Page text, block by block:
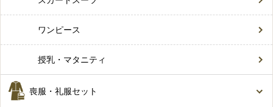
ワンピース
授乳・マタニティ
喪服・礼服セット